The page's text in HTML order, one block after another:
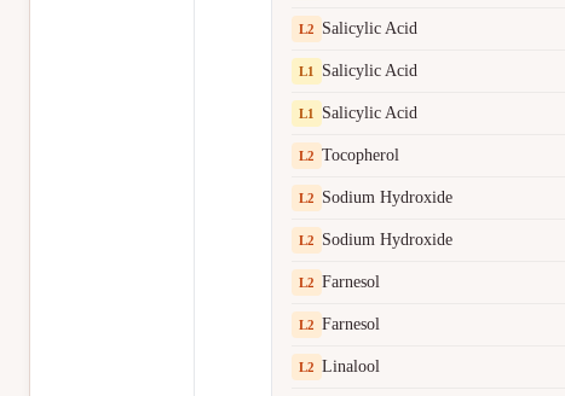
L2 Salicylic Acid
L1 Salicylic Acid
L1 Salicylic Acid
L2 Tocopherol
L2 Sodium Hydroxide
L2 Sodium Hydroxide
L2 Farnesol
L2 Farnesol
L2 Linalool